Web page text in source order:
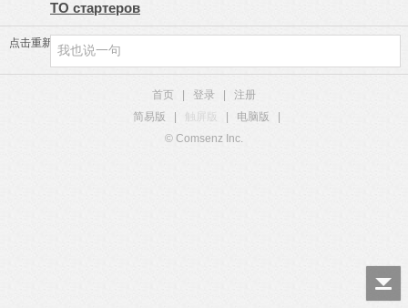
ТО стартеров
点击重新加载
首页 登录
注册
简易版
触屏版 电脑版
© Comsenz Inc.